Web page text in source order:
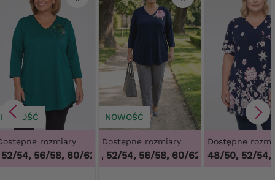
NOWOŚĆ
rozmiary
54, 56/58, 60/62, 48/50, 52/54, 56/58, 60/62
NOWOŚĆ
Dostępne rozmiary
48/50, 52/54, 56/58, 60/62, 48/50, 52/54,
Dostępne
48/50, 52/54,